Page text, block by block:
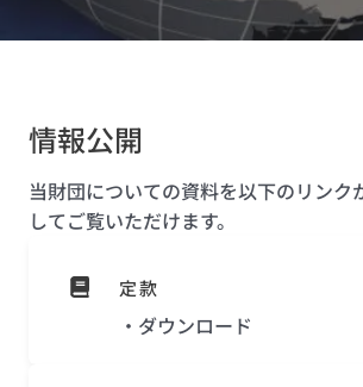
情報公開
当財団についての資料を以下のリンク
してご覧いただけます。
定款
・ ダウンロード